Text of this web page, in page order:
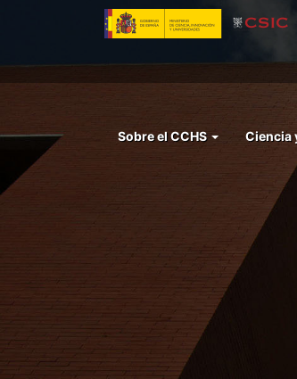
principal
Menu
Sobre el CCHS Ciencia